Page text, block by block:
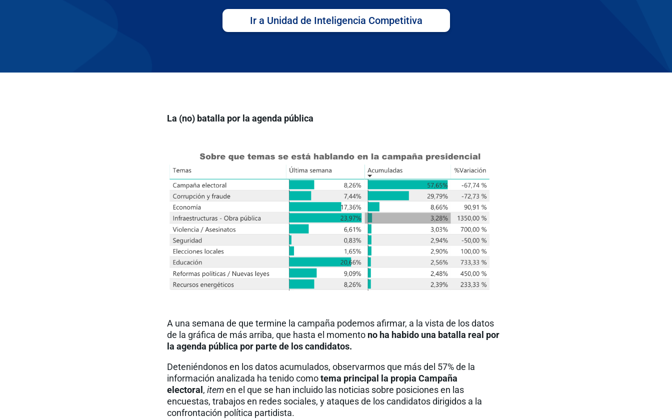
Ir a Unidad de Inteligencia Competitiva
La (no) batalla por la agenda pública
A una semana de que termine la campaña podemos afirmar, a la vista de los datos
de la gráfica de más arriba, que hasta el momento no ha habido una batalla real por
la agenda pública por parte de los candidatos.
Deteniéndonos en los datos acumulados, observarmos que más del 57% de la
información analizada ha tenido comotema principal la propia Campaña
electoral ,itemen el que se han incluido las noticias sobre posiciones en las
encuestas, trabajos en redes sociales, y ataques de los candidatos dirigidos a la
confrontación política partidista.